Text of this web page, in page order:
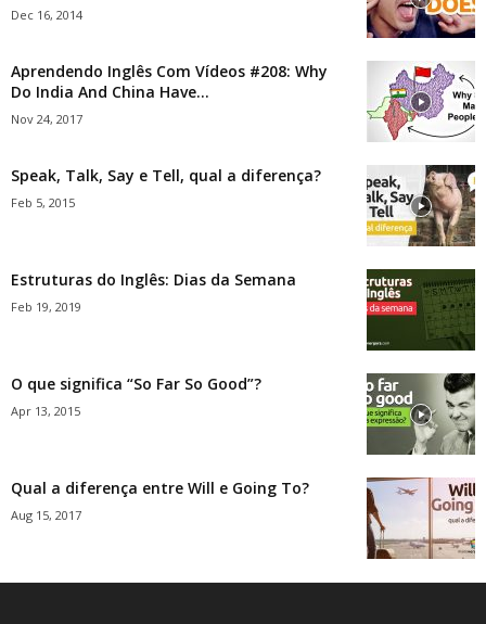
Dec 16, 2014
Aprendendo Inglês Com Vídeos #208: Why
Do India And China Have...
Nov 24, 2017
Speak, Talk, Say e Tell, qual a diferença?
Feb 5, 2015
Estruturas do Inglês: Dias da Semana
Feb 19, 2019
O que significa “So Far So Good”?
Apr 13, 2015
Qual a diferença entre Will e Going To?
Aug 15, 2017